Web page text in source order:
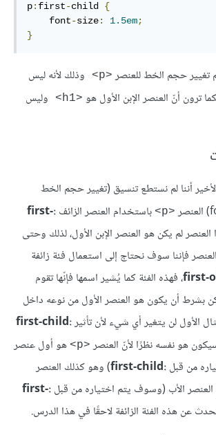
p: first-child {
    font
-size: 1.5em;
}
تغيير حجم الخط للعنصر <p>
وذلك لأنه ليس
ترون أنّ العنصر الإبن الأول هو <h1> وليس
أننا لم نستطع تنسيق (تغيير حجم الخط
<p> باستخدام العنصر الزائف :first-
لم يكن هو العنصر الإبن الأول، لذلك وحتى
فإننا سوف نحتاج إلى استعمال فئة زائفة
، فهذه الفئة كما يُشير اسمها فإنّها تقوم
بشرط أن يكون هو العنصر الأول من نوعه داخل
الأول لن يتغير أي شيء لأن تأثير:first-child
هو نفسه نظرًا لأنّ العنصر <p>
هو أول عنصر
من قبل:first-child
) وهو كذلك العنصر
الأب (وسوف يتم اختياره من قبل :first-
عن هذه الفئة الزائفة لاحقًا في هذا الدرس.